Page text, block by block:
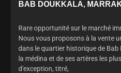
BAB DOUKKALA,
Rare opportunité sur le marché
Nous vous proposons à la vente
dans le quartier historique de Bab
la médina et de ses artères les
d'exception, titré,